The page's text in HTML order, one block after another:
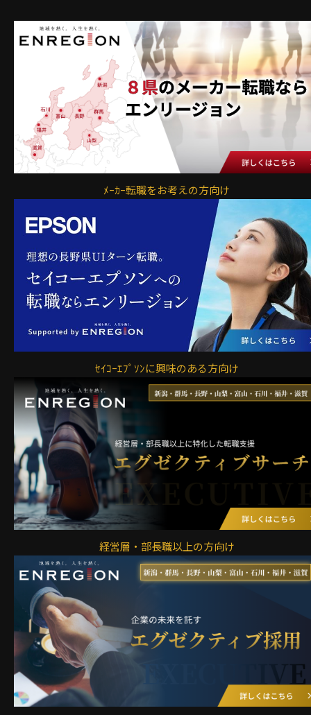
ﾒｰｶｰ転職をお考えの方向け
ｾｲｺｰｴﾌﾟｿﾝに興味のある方向け
経営層・部長職以上の方向け